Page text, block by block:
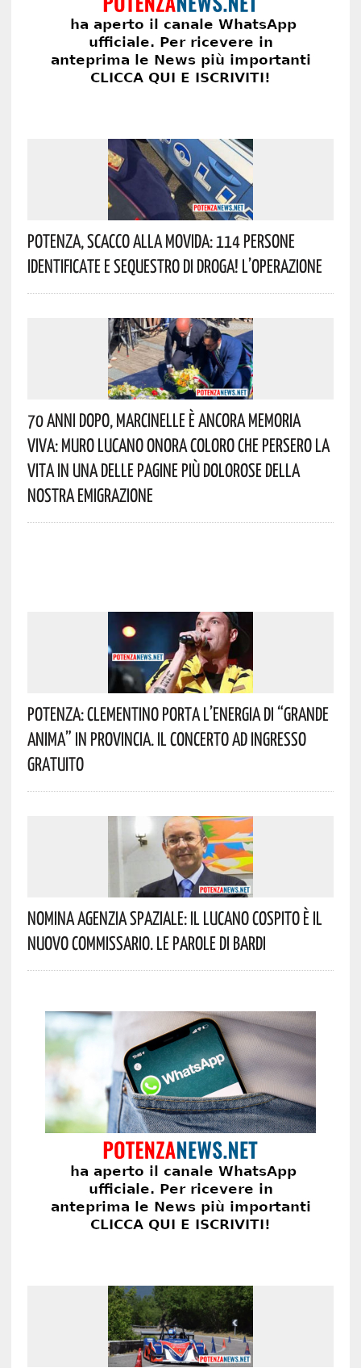
Potenza, Scacco Alla Movida: 114 Persone
Identificate E Sequestro Di Droga! L’operazione
70 Anni Dopo, Marcinelle È Ancora Memoria
Viva: Muro Lucano Onora Coloro Che Persero La
Vita In Una Delle Pagine Più Dolorose Della
Nostra Emigrazione
Potenza: Clementino Porta L’energia Di “Grande
Anima” In Provincia. Il Concerto Ad Ingresso
Gratuito
Nomina Agenzia Spaziale: Il Lucano Cospito È Il
Nuovo Commissario. Le Parole Di Bardi